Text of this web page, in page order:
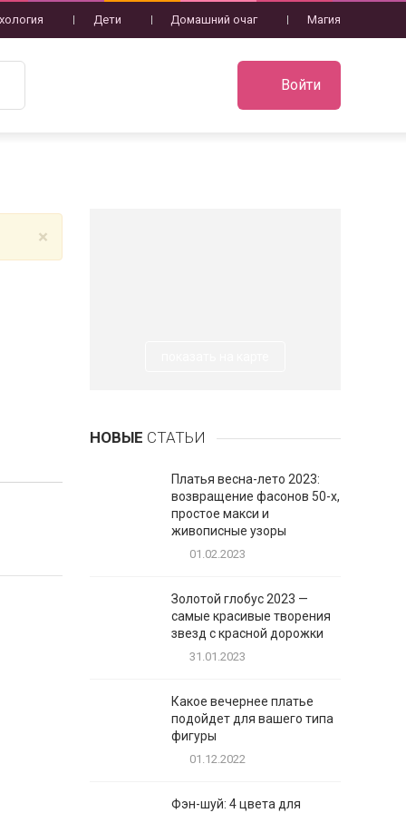
Дети Домашний очаг Магия
Войти
×
НОВЫЕ СТАТЬИ
Платья весна-лето 2023:
возвращение фасонов 50-х,
простое макси и
живописные узоры
01.02.2023
Золотой глобус 2023 —
самые красивые творения
звезд с красной дорожки
31.01.2023
Какое вечернее платье
подойдет для вашего типа
фигуры
01.12.2022
Фэн-шуй: 4 цвета для